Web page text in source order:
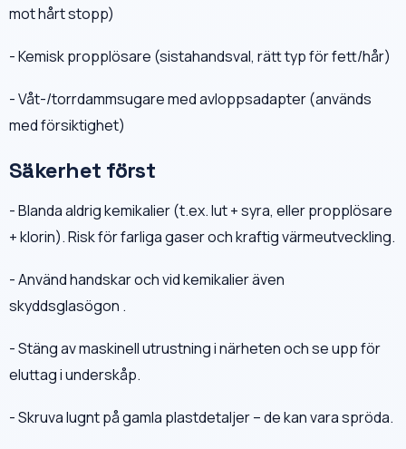
mot hårt stopp)
- Kemisk propplösare (sistahandsval, rätt typ för fett/hår)
- Våt-/torrdammsugare med avloppsadapter (används
med försiktighet)
Säkerhet först
- Blanda aldrig kemikalier (t.ex. lut + syra, eller propplösare
+ klorin). Risk för farliga gaser och kraftig värmeutveckling.
- Använd handskar och vid kemikalier även
skyddsglasögon .
- Stäng av maskinell utrustning i närheten och se upp för
eluttag i underskåp.
- Skruva lugnt på gamla plastdetaljer – de kan vara spröda.